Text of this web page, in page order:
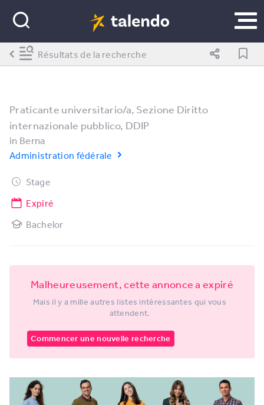
Praticante universitario/a, Sezione Diritto
internazionale pubblico, DDIP
in Berna
Administration fédérale
Stage
Expiré
Bachelor
Malheureusement, cette annonce a expiré
Mais il y a mille autres listes intéressantes qui vous
attendent.
Commencer une nouvelle recherche
Résultats de la recherche